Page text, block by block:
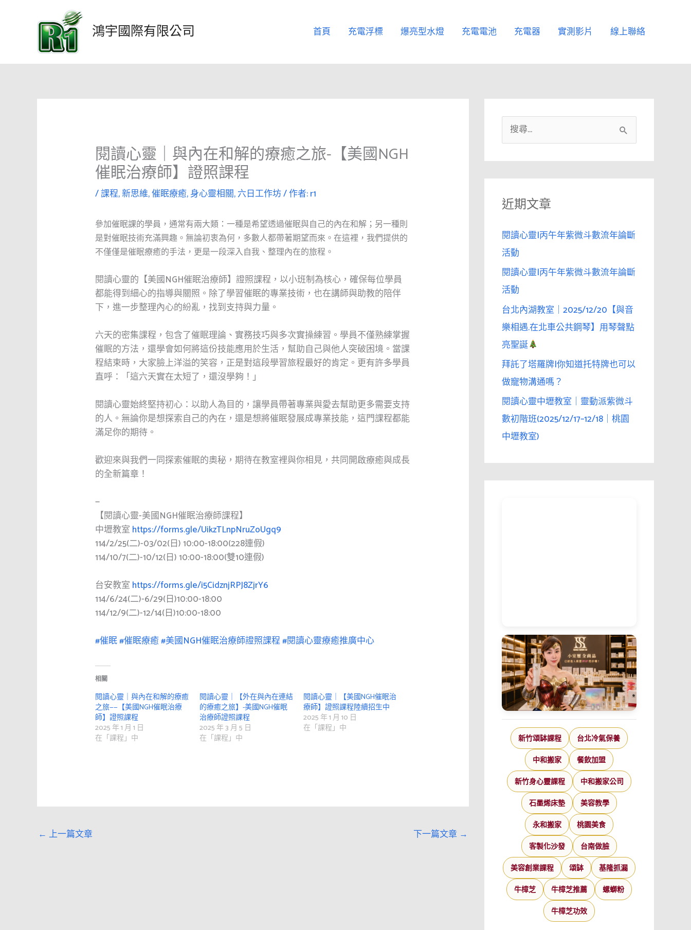
內
鴻宇國際有限公司 首頁 充電浮標 爆亮型水燈 充電電池 充電器 實測影片 線上聯絡
閱讀心靈｜與內在和解的療癒之旅-【美國NGH
催眠治療師】證照課程
/課程,新思維,催眠療癒,身心靈相關,六日工作坊/ 作者:r1
參加催眠課的學員，通常有兩大類：一種是希望透過催眠與自己的內在和解；另一種則
是對催眠技術充滿興趣。無論初衷為何，多數人都帶著期望而來。在這裡，我們提供的
不僅僅是催眠療癒的手法，更是一段深入自我、整理內在的旅程。
閱讀心靈的【美國NGH催眠治療師】證照課程，以小班制為核心，確保每位學員
都能得到細心的指導與關照。除了學習催眠的專業技術，也在講師與助教的陪伴
下，進一步整理內心的紛亂，找到支持與力量。
六天的密集課程，包含了催眠理論、實務技巧與多次實操練習。學員不僅熟練掌握
催眠的方法，還學會如何將這份技能應用於生活，幫助自己與他人突破困境。當課
程結束時，大家臉上洋溢的笑容，正是對這段學習旅程最好的肯定。更有許多學員
直呼：「這六天實在太短了，還沒學夠！」
閱讀心靈始終堅持初心：以助人為目的，讓學員帶著專業與愛去幫助更多需要支持
的人。無論你是想探索自己的內在，還是想將催眠發展成專業技能，這門課程都能
滿足你的期待。
歡迎來與我們一同探索催眠的奧秘，期待在教室裡與你相見，共同開啟療癒與成長
的全新篇章！
—
【閱讀心靈-美國NGH催眠治療師課程】
中壢教室 https://forms.gle/UikzTLnpNruZoUgq9
114/2/25(二)-03/02(日) 10:00-18:00(228連假)
114/10/7(二)-10/12(日) 10:00-18:00(雙10連假)
台安教室 https://forms.gle/i5CidznjRPJ8ZjrY6
114/6/24(二)-6/29(日)10:00-18:00
114/12/9(二)-12/14(日)10:00-18:00
#催眠#催眠療癒#美國NGH催眠治療師證照課程#閱讀心靈療癒推廣中心
相關
閱讀心靈｜與內在和解的療癒
之旅——【美國NGH催眠治療
師】證照課程
2025 年 1 月 1 日
在「課程」中
閱讀心靈｜【外在與內在連結
的療癒之旅】-美國NGH催眠
治療師證照課程
2025 年 3 月 5 日
在「課程」中
閱讀心靈｜【美國NGH催眠治
療師】證照課程陸續招生中
2025 年 1 月 10 日
在「課程」中
← 上一篇文章 下一篇文章 →
尋
關
鍵
字
近期文章
閱讀心靈|丙午年紫微斗數流年論斷
活動
閱讀心靈|丙午年紫微斗數流年論斷
活動
台北內湖教室｜2025/12/20【與音
樂相遇.在北車公共鋼琴】用琴聲點
亮聖誕
拜託了塔羅牌|你知道托特牌也可以
做寵物溝通嗎？
閱讀心靈中壢教室｜靈動派紫微斗
數初階班(2025/12/17–12/18｜桃園
中壢教室)
新竹頌缽課程 台北冷氣保養
中和搬家 餐飲加盟
新竹身心靈課程 中和搬家公司
石墨烯床墊 美容教學
永和搬家 桃園美食
客製化沙發 台南做臉
美容創業課程 頌缽 基隆抓漏
牛樟芝 牛樟芝推薦 螺螄粉
牛樟芝功效